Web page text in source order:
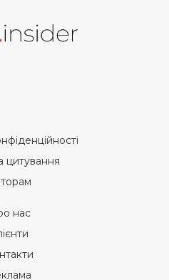
цитування
нас